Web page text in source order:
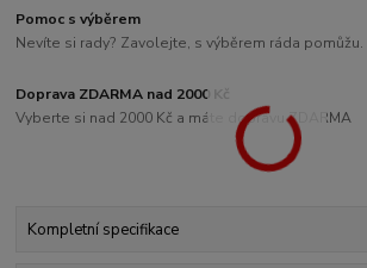
Pomoc s výběrem
Nevíte si rady? Zavolejte, s výběrem ráda pomůžu.
Doprava ZDARMA nad 2000 Kč
Vyberte si nad 2000 Kč a máte dopravu ZDARMA
Kompletní specifikace